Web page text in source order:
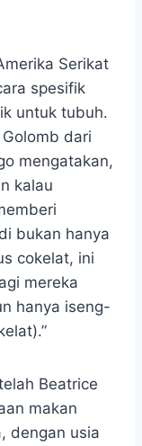
Serikat
spesifik
untuk tubuh.
dari
mengatakan,
kalau
bukan hanya
cokelat, ini
mereka
hanya iseng-
Beatrice
makan
dengan usia